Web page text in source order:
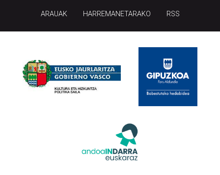
ARAUAK HARREMANETARAKO RSS